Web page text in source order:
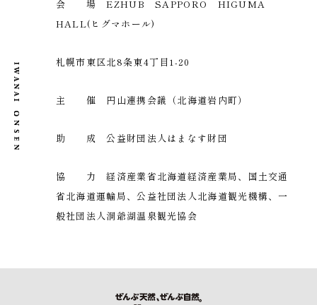
会 場 EZHUB SAPPORO HIGUMA
HALL(ヒグマホール)
札幌市東区北8条東4丁目1-20
主 催 円山連携会議（北海道岩内町）
助 成 公益財団法人はまなす財団
協 力 経済産業省北海道経済産業局、国土交通
省北海道運輸局、公益社団法人北海道観光機構、一
般社団法人洞爺湖温泉観光協会